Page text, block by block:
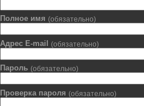
Полное имя (обязательно)
Адрес E-mail (обязательно)
Пароль (обязательно)
Проверка пароля (обязательно)